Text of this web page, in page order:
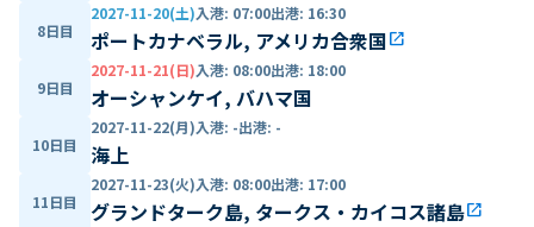
8日目
2027-11-20(土)入港: 07:00出港: 16:30
ポートカナベラル, アメリカ合衆国open_in_new
9日目
2027-11-21(日)入港: 08:00出港: 18:00
オーシャンケイ, バハマ国
10日目
2027-11-22(月)入港: -出港: -
海上
11日目
2027-11-23(火)入港: 08:00出港: 17:00
グランドターク島, タークス・カイコス諸島open_in_new